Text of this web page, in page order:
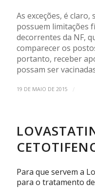
As exceções, é claro,
possuem limitações
decorrentes da NF,
comparecer os
portanto, receber
possam ser
19 DE MAIO DE 2015 /
Para que servem a
para o tratamento de